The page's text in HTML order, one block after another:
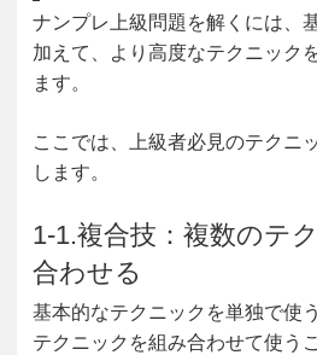
ナンプレ上級問題を解くには、
加えて、より高度なテクニック
ます。
ここでは、上級者必見のテクニ
します。
1-1.複合技：複数のテ
合わせる
基本的なテクニックを単独で使
テクニックを組み合わせて使う